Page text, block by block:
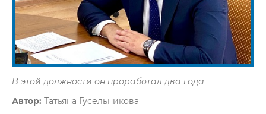
В этой должности он проработал два года
Автор: Татьяна Гусельникова